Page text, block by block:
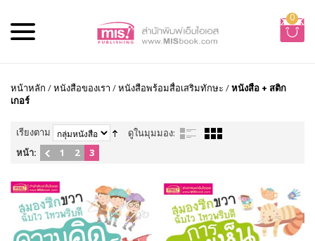
0
หน้าหลัก /หนังสือของเรา /หนังสือพร้อมสื่อเสริมทักษะ /หนังสือ + สติก
เกอร์
เรียงตาม
ดูในมุมมอง:
หน้า:
1 2 3